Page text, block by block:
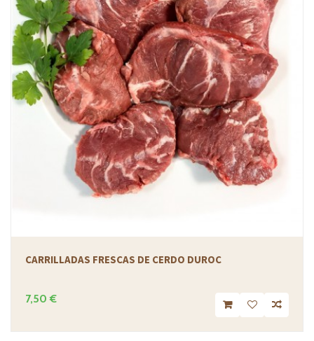
CARRILLADAS FRESCAS DE CERDO DUROC
7,50 €